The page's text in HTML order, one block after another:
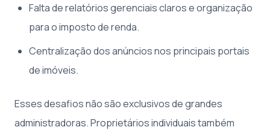
Falta de relatórios gerenciais claros e organização
para o imposto de renda.
Centralização dos anúncios nos principais portais
de imóveis.
Esses desafios não são exclusivos de grandes
administradoras. Proprietários individuais também